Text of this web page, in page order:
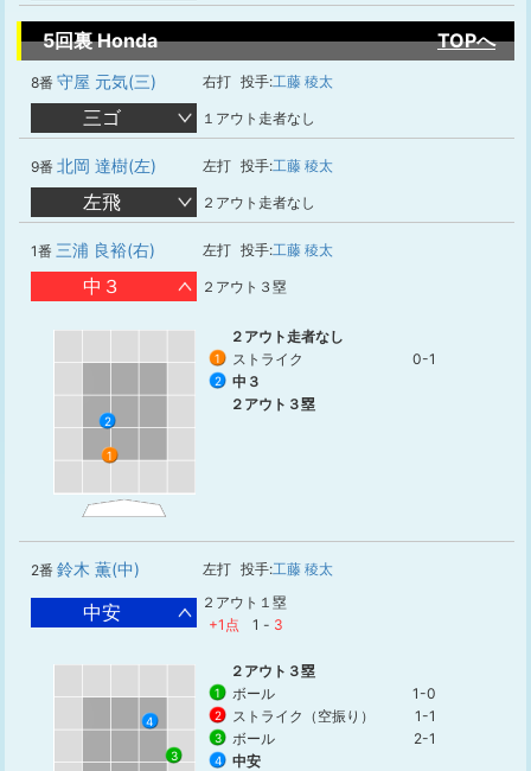
5回裏 Honda TOPへ
8番 守屋 元気(三) 右打 投手:工藤 稜太
三ゴ １アウト走者なし
9番 北岡 達樹(左) 左打 投手:工藤 稜太
左飛 ２アウト走者なし
1番 三浦 良裕(右) 左打 投手:工藤 稜太
中３ ２アウト３塁
1
2
２アウト走者なし
1 ストライク 0-1
2
中３
２アウト３塁
2番 鈴木 薫(中) 左打 投手:工藤 稜太
中安
２アウト１塁
+1点
1 - 3
3
4
２アウト３塁
1 ボール 1-0
2 ストライク（空振り） 1-1
3 ボール 2-1
4
中安